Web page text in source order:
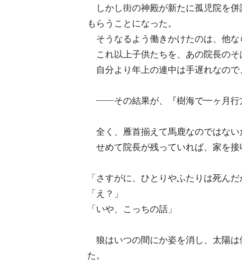
しかし街の神殿が新たに孤児院を併
もらうことになった。
そうなるよう働きかけたのは、他な
これ以上子供たちを、あの院長のそ
自分より年上の連中は手遅れなの
――その結果が、『樹海で一ヶ月行
全く、雁首揃えて馬鹿なのではない
せめて院長が残っていれば、家を接
「さすがに、ひとりやふたりは死ん
「え？」
「いや、こっちの話」
狼はいつの間にか姿を消し、太陽
た。